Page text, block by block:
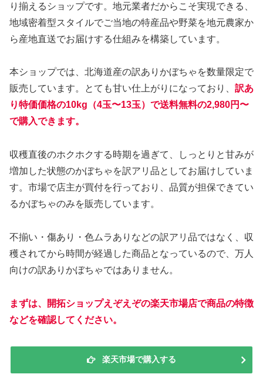
り揃えるショップです。地元業者だからこそ実現できる、
地域密着型スタイルでご当地の特産品や野菜を地元農家か
ら産地直送でお届けする仕組みを構築しています。
本ショップでは、北海道産の訳ありかぼちゃを数量限定で
販売しています。とても甘い仕上がりになっており、 訳あ
り特価価格の10kg（4玉〜13玉）で送料無料の2,980円〜
で購入できます。
収穫直後のホクホクする時期を過ぎて、しっとりと甘みが
増加した状態のかぼちゃを訳アリ品としてお届けしていま
す。市場で店主が買付を行っており、品質が担保できてい
るかぼちゃのみを販売しています。
不揃い・傷あり・色ムラありなどの訳アリ品ではなく、収
穫されてから時間が経過した商品となっているので、万人
向けの訳ありかぼちゃではありません。
まずは、開拓ショップえぞえぞの楽天市場店で商品の特徴
などを確認してください。
楽天市場で購入する